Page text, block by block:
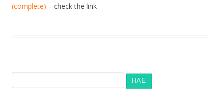
(complete) – check the link